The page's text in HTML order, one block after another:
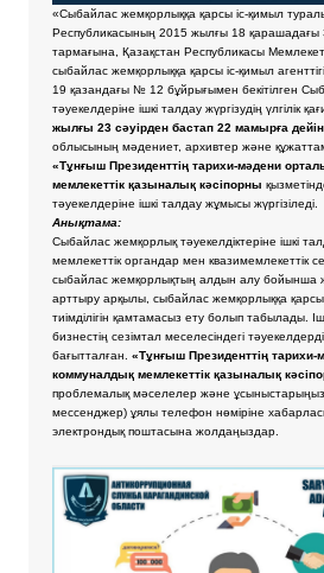
«Сыбайлас жемқорлыққа қарсы іс-қимыл
Республикасының 2015 жылғы 18
тармағына, Қазақстан Республикасы
сыбайлас жемқорлыққа қарсы іс-қимыл
19 қазандағы № 12 бұйрығымен бекітілген
тәуекелдеріне ішкі талдау жүргізудің үлгілік
жылғы 23 сәуірден бастап 22 мамырға
облысының мәдениет, архивтер және
«Тұнғыш Президенттің тарихи-мәдени
мемлекеттік қазыналық кәсіпорны
тәуекелдеріне ішкі талдау жұмысы жүргізіледі.
Анықтама:
Сыбайлас жемқорлық тәуекелдіктеріне ішкі
мемлекеттік органдар мен квазимемлекеттік
сыбайлас жемқорлықтың алдын алу бойынша
арттыру арқылы, сыбайлас жемқорлыққа қарсы
тиімділігін қамтамасыз ету болып табылады.
бизнестің сезімтал меселесіндегі
бағытталған. «Тұнғыш Президенттің
коммуналдық мемлекеттік қазыналық
проблемалық мәселелер және
мессенджер) ұялы телефон нөміріне
электрондық поштасына жолдаңыздар.